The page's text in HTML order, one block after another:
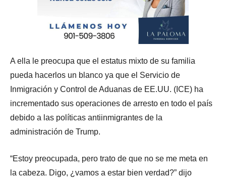
A ella le preocupa que el estatus mixto de su familia
pueda hacerlos un blanco ya que el Servicio de
Inmigración y Control de Aduanas de EE.UU. (ICE) ha
incrementado sus operaciones de arresto en todo el país
debido a las políticas antiinmigrantes de la
administración de Trump.
“Estoy preocupada, pero trato de que no se me meta en
la cabeza. Digo, ¿vamos a estar bien verdad?” dijo